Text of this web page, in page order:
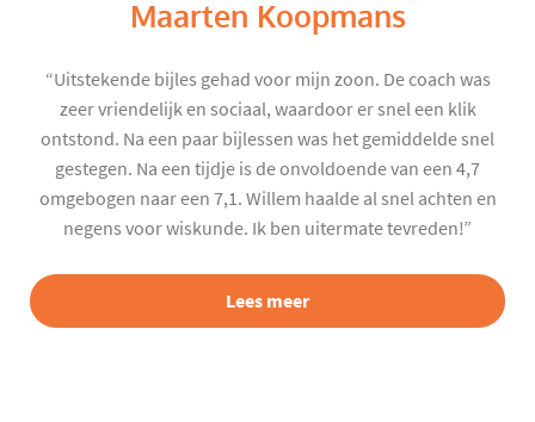
Maarten Koopmans
“Uitstekende bijles gehad voor mijn zoon. De coach was
zeer vriendelijk en sociaal, waardoor er snel een klik
ontstond. Na een paar bijlessen was het gemiddelde snel
gestegen. Na een tijdje is de onvoldoende van een 4,7
omgebogen naar een 7,1. Willem haalde al snel achten en
negens voor wiskunde. Ik ben uitermate tevreden!”
Lees meer